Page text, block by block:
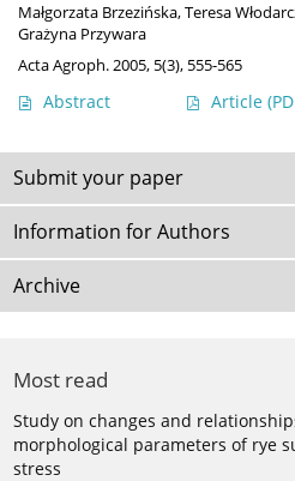
Małgorzata Brzezińska,Teresa
Grażyna Przywara
Acta Agroph. 2005, 5(3), 555-565
Abstract Article
Submit your paper
Information for Authors
Archive
Most read
Study on changes and
morphological parameters of rye
stress